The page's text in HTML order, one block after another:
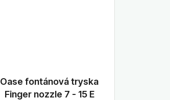
Oase fontánová tryska
Finger nozzle 7 - 15 E